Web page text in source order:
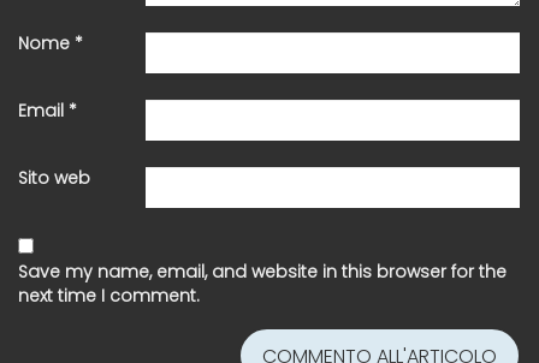
Nome *
Email *
Sito web
Save my name, email, and website in this browser for the
next time I comment.